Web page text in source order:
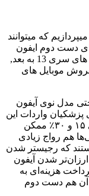
که میتوانند
دست دوم ایفون
کمک کنند.با توجه به وضعیت رجیستری ایفون های سری 13 به بعد,
موبایل های
مدل نوی آیفون
پزشکیان واردات این
گوشی‌ها را به شرط تعرفه رسمی و مسافری ۱۵ و ۳۰٪ ممکن
هم رواج زیادی
هستند که رجیستر شدن
داشت. ارزان‌تر شدن آیفون
هزینه‌ای به
آن هم دست دوم